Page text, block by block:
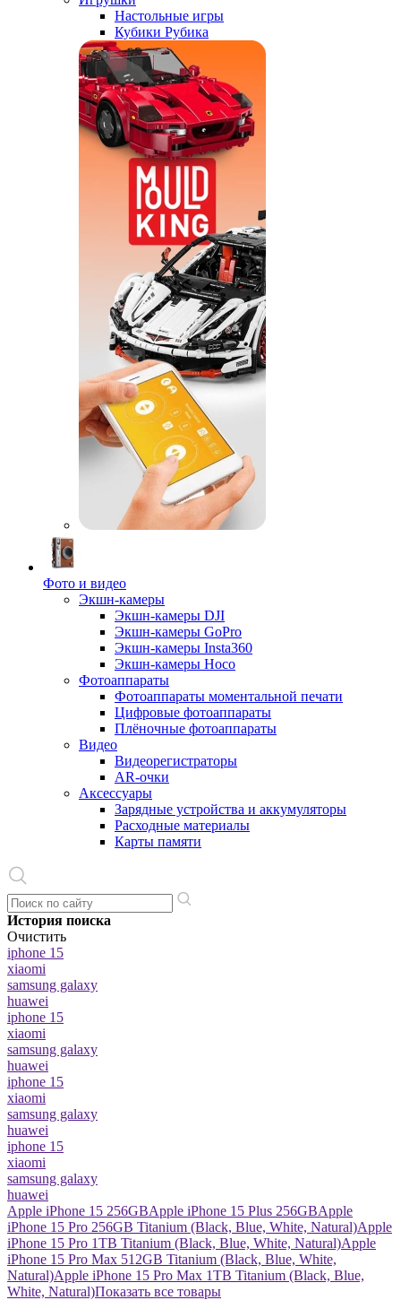
Настольные игры
Кубики Рубика
Фото и видео
Экшн-камеры
Экшн-камеры DJI
Экшн-камеры GoPro
Экшн-камеры Insta360
Экшн-камеры Hoco
Фотоаппараты
Фотоаппараты моментальной печати
Цифровые фотоаппараты
Плёночные фотоаппараты
Видео
Видеорегистраторы
AR-очки
Аксессуары
Зарядные устройства и аккумуляторы
Расходные материалы
Карты памяти
История поиска
Очистить
iphone 15
xiaomi
samsung galaxy
huawei
iphone 15
xiaomi
samsung galaxy
huawei
iphone 15
xiaomi
samsung galaxy
huawei
iphone 15
xiaomi
samsung galaxy
huawei
Apple iPhone 15 256GBApple iPhone 15 Plus 256GBApple
iPhone 15 Pro 256GB Titanium (Black, Blue, White, Natural)Apple
iPhone 15 Pro 1TB Titanium (Black, Blue, White, Natural)Apple
iPhone 15 Pro Max 512GB Titanium (Black, Blue, White,
Natural)Apple iPhone 15 Pro Max 1TB Titanium (Black, Blue,
White, Natural)Показать все товары